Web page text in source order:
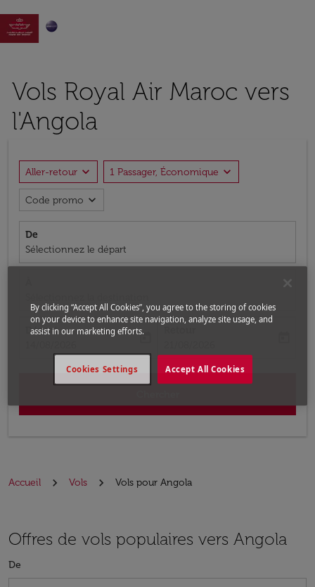

Vols Royal Air Maroc vers
l'Angola
Aller-retour expand_more 1 Passager, Économique expand_more
Code promo expand_more
De
Sélectionnez le départ
Départ
today
Accueil Vols Vols pour Angola
Offres de vols populaires vers Angola
De
By clicking “Accept All Cookies”, you agree to the storing of cookies
on your device to enhance site navigation, analyze site usage, and
assist in our marketing efforts.
Accept All Cookies
Cookies Settings